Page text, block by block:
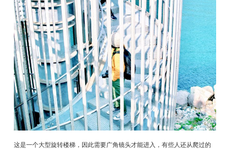
这是一个大型旋转楼梯，因此需要广角镜头才能进入，有些人还从爬过的